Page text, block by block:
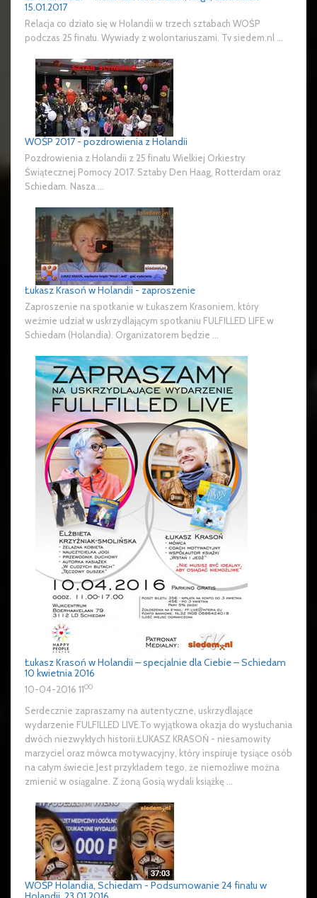
15.01.2017
Relacja co działo się w Holandii w trzech sztabach WOŚP
podczas 25 finału. Wywiady z wolontariuszami. Tv siedem.nl ...
WOŚP 2017 - pozdrowienia z Holandii
Pozdrowienia z Holandii z 25 finału Wielkiej Orkiestry
Świątecznej Pomocy 2017. Sztaby Den Haag, Rotterdam oraz
Schiedam. Nasza ...
Łukasz Krasoń w Holandii - zaproszenie
Zaproszenie na spotkanie w Łukaszem Krasoniem, który
weźmie udział w uskrzydlającym spotkaniu FULFILLED LIFE w
Schiedam (Holandia). Organizatorem będzie ...
Łukasz Krasoń w Holandii – specjalnie dla Ciebie – Schiedam
10 kwietnia 2016
10-04-2016 1100
Serdecznie zapraszamy na autentyczne, uskrzydlające
wydarzenie FULFILLED LIVE.To wyjątkowa okazja do wysłuchania
dwóch niezwykłych historii.ŁUKASZ KRASOŃ - niesamowity
marzyciel oraz mówca motywacyjny, który inspiruje tysiące osób
na całym świecie.Jest przykładem tego, że niemożliwe można
zmienić w osiągalne. Z żoną Gosią wydali książkę ...
WOŚP Holandia, Schiedam - Podsumowanie 24 finału w